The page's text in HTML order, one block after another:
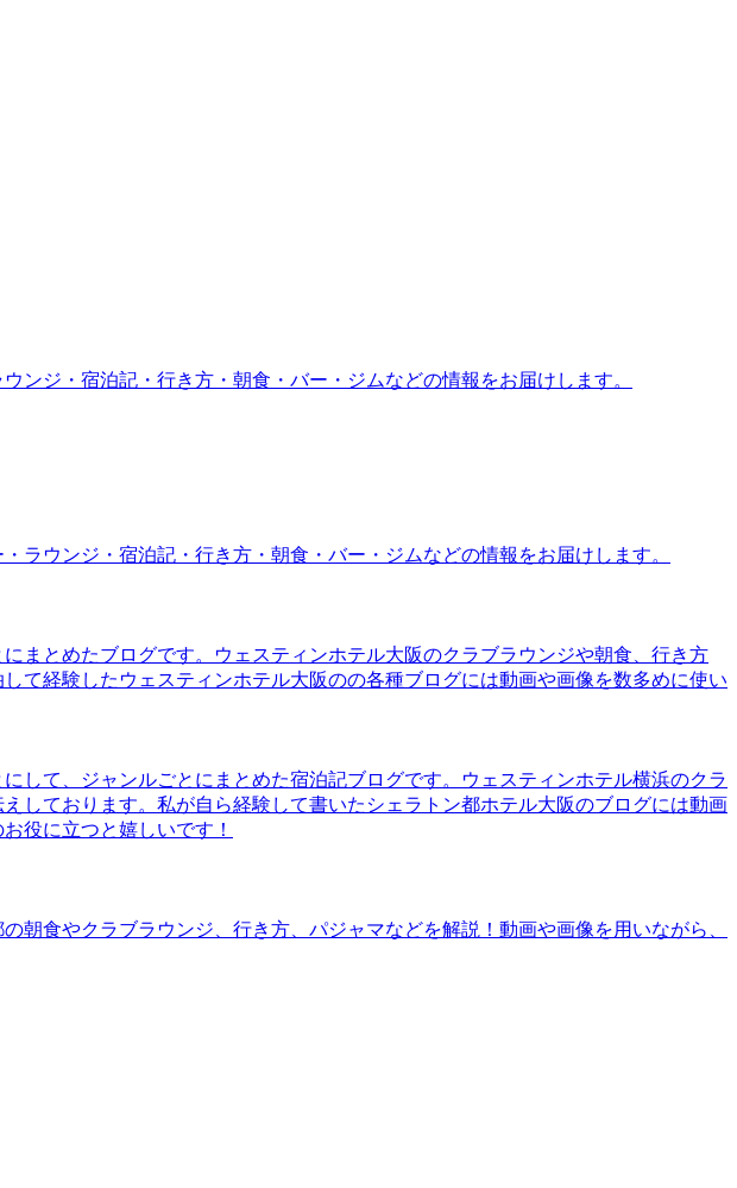
ンジ・宿泊記・行き方・朝食・バー・ジムなどの情報をお届けします。
ラウンジ・宿泊記・行き方・朝食・バー・ジムなどの情報をお届けします。
まとめたブログです。ウェスティンホテル大阪のクラブラウンジや朝食、行き方
て経験したウェスティンホテル大阪のの各種ブログには動画や画像を数多めに使い
して、ジャンルごとにまとめた宿泊記ブログです。ウェスティンホテル横浜のクラ
しております。私が自ら経験して書いたシェラトン都ホテル大阪のブログには動画
役に立つと嬉しいです！
食やクラブラウンジ、行き方、パジャマなどを解説！動画や画像を用いながら、